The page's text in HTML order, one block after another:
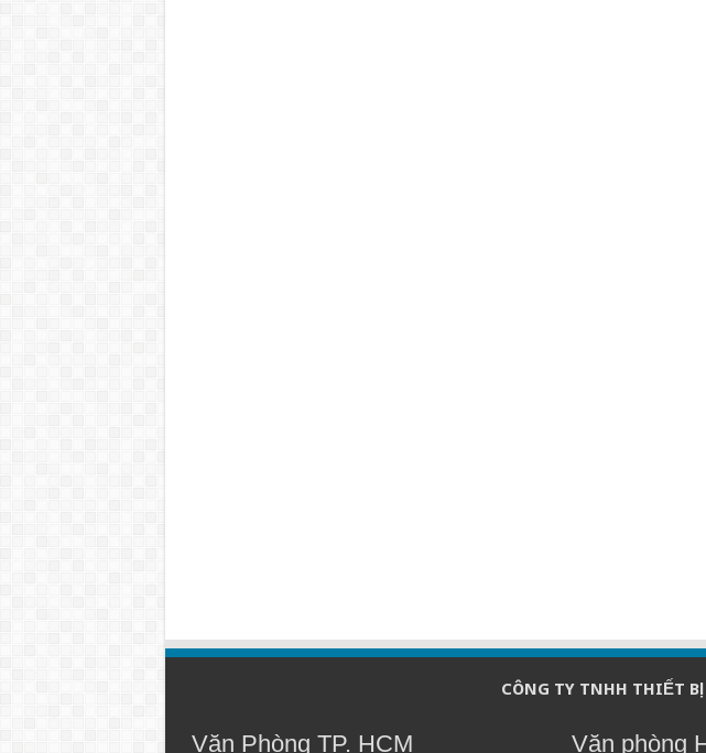
CÔNG TY TNHH THIẾT
Văn Phòng TP. HCM Văn phòng